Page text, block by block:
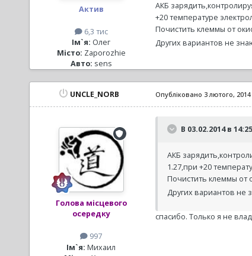
Актив
6,3 тис
Ім`я: Олег
Місто: Zaporozhie
Авто: sens
АКБ
+20 температуре
Почистить клеммы от
Других вариантов не
UNCLE_NORB
Голова місцевого
осередку
997
Ім`я: Михаил
Опубліковано 3 лютого, 2014
В 03.02.2014 в
АКБ
1.27,при +20
Почистить клеммы от
Других вариантов не
спасибо. Только я не